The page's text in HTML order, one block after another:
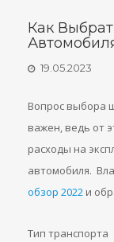
Как
19.05.2023
Вопрос выбора
важен, ведь от
расходы на
автомобиля.
обзор 2022 и
Тип транспорта